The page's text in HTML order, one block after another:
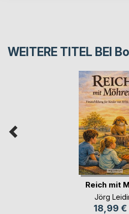
WEITERE TITEL BEI
Reich mit
Jörg
18,99 €